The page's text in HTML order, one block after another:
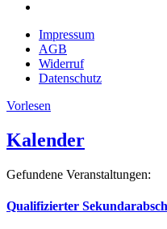
Impressum
AGB
Widerruf
Datenschutz
Vorlesen
Kalender
Gefundene Veranstaltungen:
Qualifizierter